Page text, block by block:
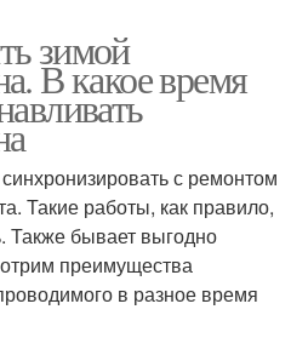
зимой
В какое время
с ремонтом
Такие работы, как правило,
Также бывает выгодно
преимущества
в разное время